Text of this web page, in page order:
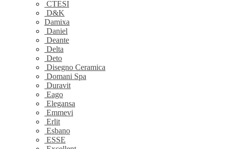
CTESI
D&K
Damixa
Daniel
Deante
Delta
Deto
Disegno Ceramica
Domani Spa
Duravit
Eago
Elegansa
Emmevi
Erlit
Esbano
ESSE